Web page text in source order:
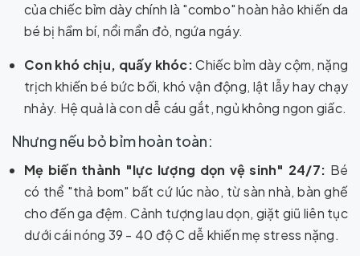
của chiếc bỉm dày chính là "combo" hoàn hảo khiến da
bé bị hầm bí, nổi mẩn đỏ, ngứa ngáy.
Con khó chịu, quấy khóc:Chiếc bỉm dày cộm, nặng
trịch khiến bé bức bối, khó vận động, lật lẫy hay chạy
nhảy. Hệ quả là con dễ cáu gắt, ngủ không ngon giấc.
Nhưng nếu bỏ bỉm hoàn toàn:
Mẹ biến thành "lực lượng dọn vệ sinh" 24/7: Bé
có thể "thả bom" bất cứ lúc nào, từ sàn nhà, bàn ghế
cho đến ga đệm. Cảnh tượng lau dọn, giặt giũ liên tục
dưới cái nóng 39 - 40 độ C dễ khiến mẹ stress nặng.